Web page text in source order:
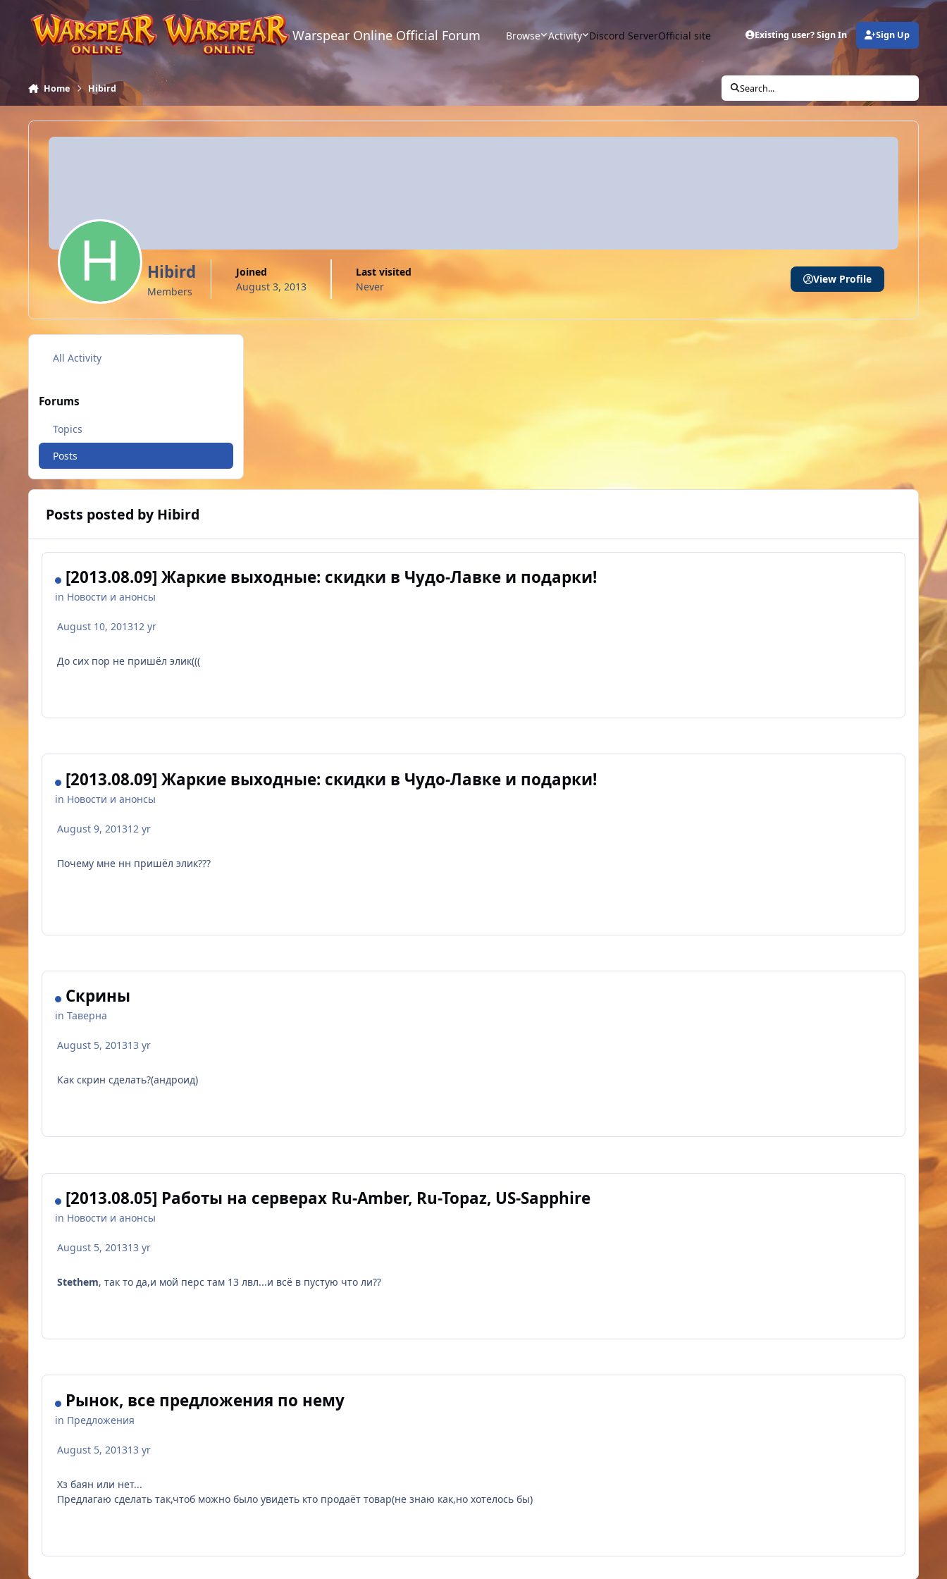
Skip to content
Warspear Online Official Forum Browse Activity Discord ServerOfficial site Existing user? Sign In Sign Up
Home Hibird Search...
Hibird
Members
Joined
August 3, 2013
Last visited
Never
View Profile
All Activity
Forums
Topics
Posts
Posts posted by Hibird
[2013.08.09] Жаркие выходные: скидки в Чудо-Лавке и подарки!
in Новости и анонсы
August 10, 201312 yr
До сих пор не пришёл элик(((
[2013.08.09] Жаркие выходные: скидки в Чудо-Лавке и подарки!
in Новости и анонсы
August 9, 201312 yr
Почему мне нн пришёл элик???
Скрины
inТаверна
August 5, 201313 yr
Как скрин сделать?(андроид)
[2013.08.05] Работы на серверах Ru-Amber, Ru-Topaz, US-Sapphire
in Новости и анонсы
August 5, 201313 yr
Stethem, так то да,и мой перс там 13 лвл...и всё в пустую что ли??
Рынок, все предложения по нему
in Предложения
August 5, 201313 yr
Хз баян или нет...
Предлагаю сделать так,чтоб можно было увидеть кто продаёт товар(не знаю как,но хотелось бы)